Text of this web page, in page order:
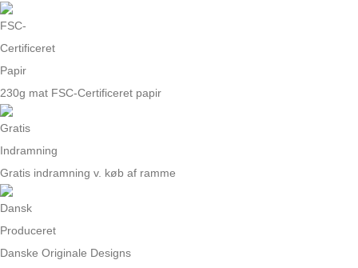
230g mat FSC-Certificeret papir
Gratis indramning v. køb af ramme
Danske Originale Designs